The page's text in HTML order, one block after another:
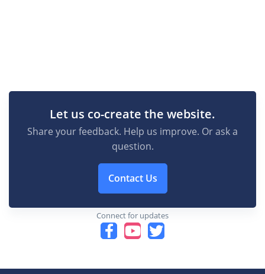
Let us co-create the website.
Share your feedback. Help us improve. Or ask a
question.
Contact Us
Connect for updates